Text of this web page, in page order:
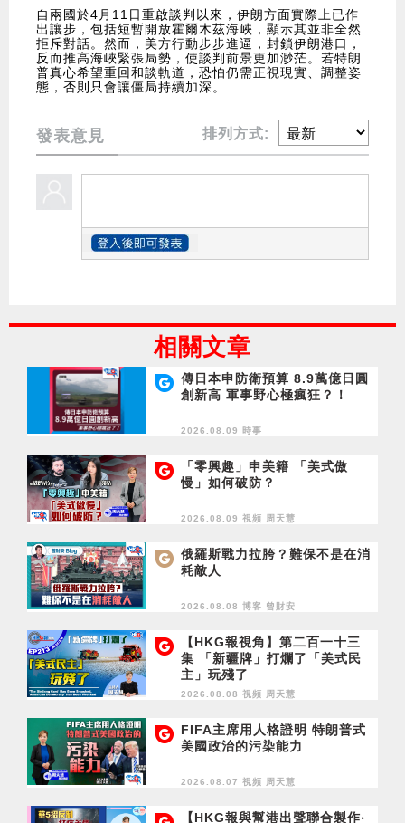
自兩國於4月11日重啟談判以來，伊朗方面實際上已作
出讓步，包括短暫開放霍爾木茲海峽，顯示其並非全然
拒斥對話。然而，美方行動步步進逼，封鎖伊朗港口，
反而推高海峽緊張局勢，使談判前景更加渺茫。若特朗
普真心希望重回和談軌道，恐怕仍需正視現實、調整姿
態，否則只會讓僵局持續加深。
發表意見 排列方式:
相關文章
傳日本申防衛預算 8.9萬億日圓
創新高 軍事野心極瘋狂？！
2026.08.09 時事
「零興趣」申美籍 「美式傲
慢」如何破防？
2026.08.09 視頻 周天慧
俄羅斯戰力拉胯？難保不是在消
耗敵人
2026.08.08 博客 曾財安
【HKG報視角】第二百一十三
集 「新疆牌」打爛了「美式民
主」玩殘了
2026.08.08 視頻 周天慧
FIFA主席用人格證明 特朗普式
美國政治的污染能力
2026.08.07 視頻 周天慧
【HKG報與幫港出聲聯合製作‧